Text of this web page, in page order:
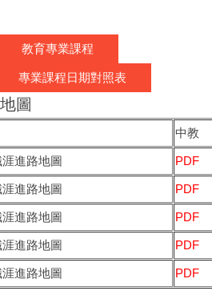
教育專業課程
專業課程日期對照表
圖
中教
進路地圖 PDF
進路地圖 PDF
進路地圖 PDF
進路地圖 PDF
進路地圖 PDF